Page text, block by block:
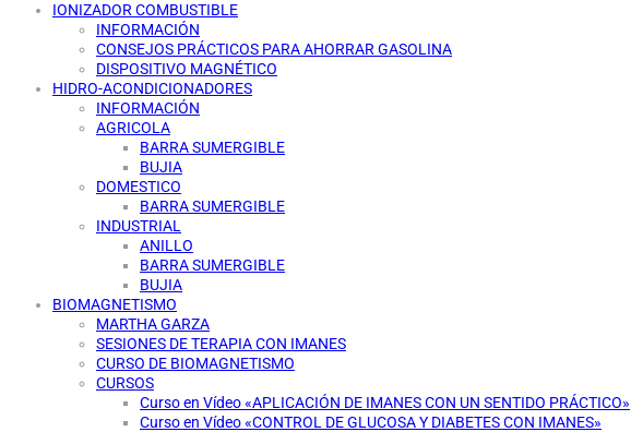
IONIZADOR COMBUSTIBLE
INFORMACIÓN
CONSEJOS PRÁCTICOS PARA AHORRAR GASOLINA
DISPOSITIVO MAGNÉTICO
HIDRO-ACONDICIONADORES
INFORMACIÓN
AGRICOLA
BARRA SUMERGIBLE
BUJIA
DOMESTICO
BARRA SUMERGIBLE
INDUSTRIAL
ANILLO
BARRA SUMERGIBLE
BUJIA
BIOMAGNETISMO
MARTHA GARZA
SESIONES DE TERAPIA CON IMANES
CURSO DE BIOMAGNETISMO
CURSOS
Curso en Vídeo «APLICACIÓN DE IMANES CON UN SENTIDO PRÁCTICO»
Curso en Vídeo «CONTROL DE GLUCOSA Y DIABETES CON IMANES»